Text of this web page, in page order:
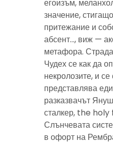
егоизъм,
значение,
притежание и
абсент…, виж —
метафора.
Чудех се как да
некролозите, и
представлява
разказвачът
сталкер, the holy
Слънчевата
в офорт на